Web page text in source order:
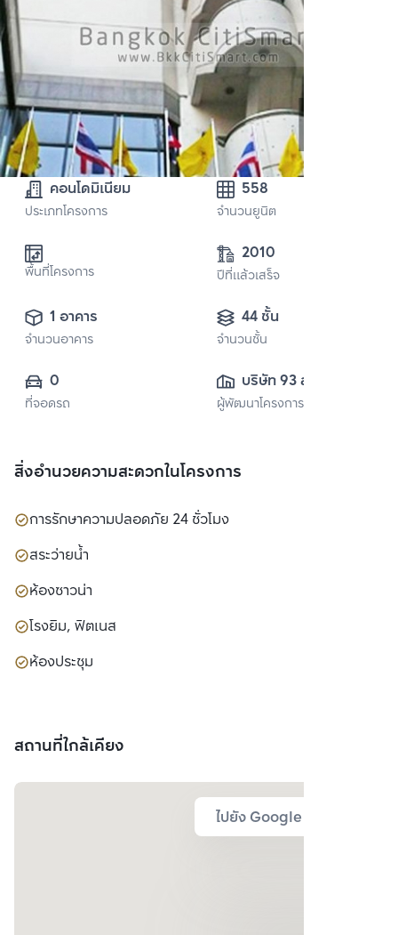
คอนโดมิเนียม
ประเภทโครงการ
558
จำนวนยูนิต
พื้นที่โครงการ
2010
ปีที่แล้วเสร็จ
1 อาคาร
จำนวนอาคาร
44 ชั้น
จำนวนชั้น
0
ที่จอดรถ
บริษัท 93 สุขุมวิท
สวีท จำกัด
ผู้พัฒนาโครงการ
สิ่งอำนวยความสะดวกในโครงการ
การรักษาความปลอดภัย 24 ชั่วโมง
สระว่ายน้ำ
ห้องซาวน่า
โรงยิม, ฟิตเนส
ห้องประชุม
สถานที่ใกล้เคียง
ไปยัง Google Map